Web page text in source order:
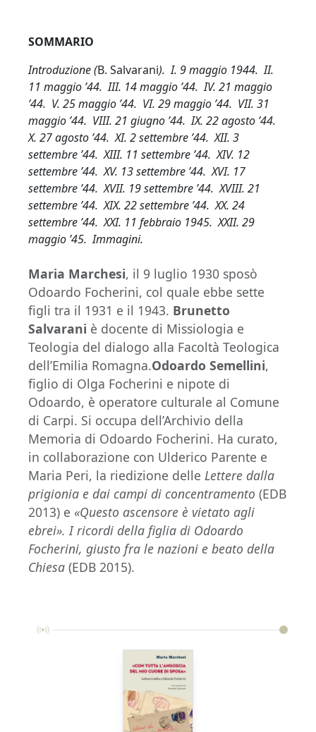
SOMMARIO
Introduzione (B. Salvarani). I. 9 maggio 1944. II.
11 maggio ’44. III. 14 maggio ’44. IV. 21 maggio
’44. V. 25 maggio ’44. VI. 29 maggio ’44. VII. 31
maggio ’44. VIII. 21 giugno ’44. IX. 22 agosto ’44.
X. 27 agosto ’44. XI. 2 settembre ’44. XII. 3
settembre ’44. XIII. 11 settembre ’44. XIV. 12
settembre ’44. XV. 13 settembre ’44. XVI. 17
settembre ’44. XVII. 19 settembre ’44. XVIII. 21
settembre ’44. XIX. 22 settembre ’44. XX. 24
settembre ’44. XXI. 11 febbraio 1945. XXII. 29
maggio ’45. Immagini.
Maria Marchesi, il 9 luglio 1930 sposò
Odoardo Focherini, col quale ebbe sette
figli tra il 1931 e il 1943. Brunetto
Salvarani è docente di Missiologia e
Teologia del dialogo alla Facoltà Teologica
dell’Emilia Romagna.Odoardo Semellini,
figlio di Olga Focherini e nipote di
Odoardo, è operatore culturale al Comune
di Carpi. Si occupa dell’Archivio della
Memoria di Odoardo Focherini. Ha curato,
in collaborazione con Ulderico Parente e
Maria Peri, la riedizione delle Lettere dalla
prigionia e dai campi di concentramento (EDB
2013) e «Questo ascensore è vietato agli
ebrei». I ricordi della figlia di Odoardo
Focherini, giusto fra le nazioni e beato della
Chiesa (EDB 2015).